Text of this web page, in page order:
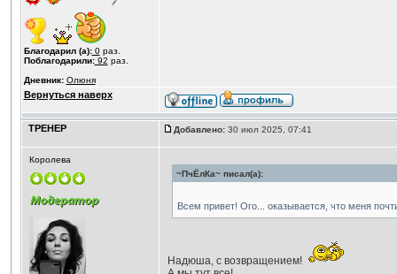
Благодарил (а):0раз.
Поблагодарили:92 раз.
Дневник: Олюня
Вернуться наверх
ТРЕНЕР Добавлено:30 июл 2025, 07:41
Королева
~ПчЁлКа~ писал(а):
Всем привет! Ого... оказывается, что меня
Надюша, с возвращением!